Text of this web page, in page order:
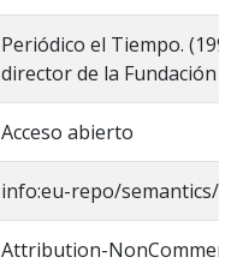
Periódico el Tiempo.
director de la Fundación
Acceso abierto
info:eu-repo/semantics/
Attribution-